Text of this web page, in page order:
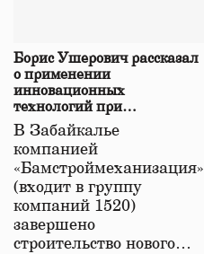
Борис Ушерович рассказал
о применении
инновационных
технологий при
строительстве нового моста
в Забайкалье
В Забайкалье
компанией
«Бамстроймеханизация»
(входит в группу
компаний 1520)
завершено
строительство нового…